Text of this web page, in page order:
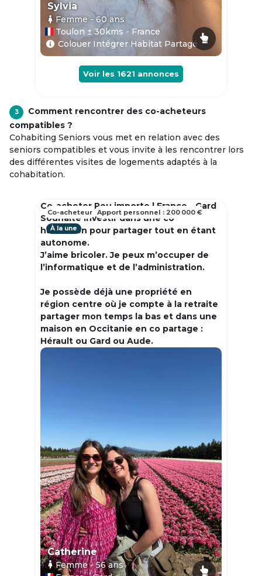
Sylvia
Femme - 60ans
Toulon ± 30kms - France
Colouer Intégrer Habitat Partagé
Voir les 1621 annonces
3
Comment rencontrer des co-acheteurs
compatibles ?
Cohabiting Seniors vous met en relation avec des
seniors compatibles et vous invite à les rencontrer lors
des différentes visites de logements adaptés à la
cohabitation.
Co-acheter Peu importe | France - Gard
Souhaite investir dans une co
habitation pour partager tout en étant
autonome.
J’aime bricoler. Je peux m’occuper de
l’informatique et de l’administration.
Je possède déjà une propriété en
région centre où je compte à la retraite
partager mon temps la bas et dans une
maison en Occitanie en co partage :
Hérault ou Gard ou Aude.
À la une
Catherine
Femme- 56ans
Co-acheteur Apport personnel : 200 000 €